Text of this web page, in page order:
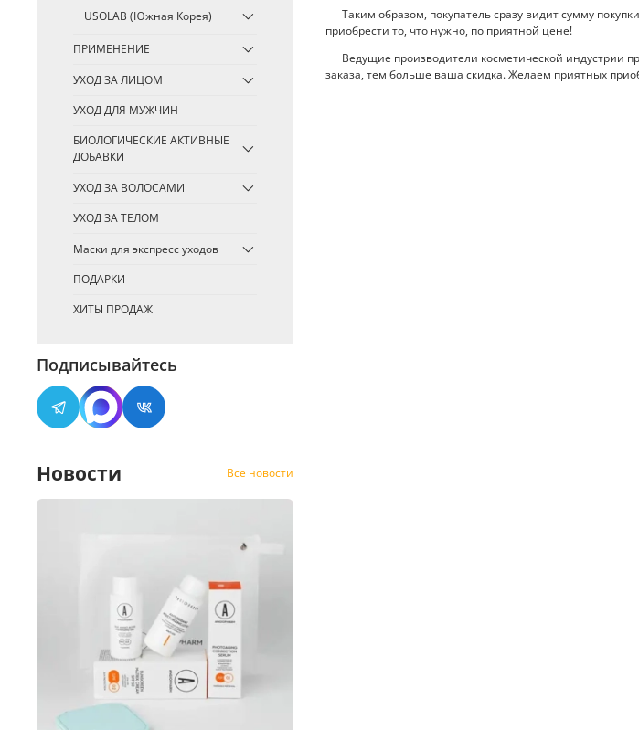
Таким образом, покупатель сразу видит сумму
приобрести то, что нужно, по приятной цене!
Ведущие производители косметической индустрии
заказа, тем больше ваша скидка. Желаем приятных
USOLAB (Южная Корея)
ПРИМЕНЕНИЕ
УХОД ЗА ЛИЦОМ
УХОД ДЛЯ МУЖЧИН
БИОЛОГИЧЕСКИЕ АКТИВНЫЕ
ДОБАВКИ
УХОД ЗА ВОЛОСАМИ
УХОД ЗА ТЕЛОМ
Маски для экспресс уходов
ПОДАРКИ
ХИТЫ ПРОДАЖ
Подписывайтесь
Новости Все новости